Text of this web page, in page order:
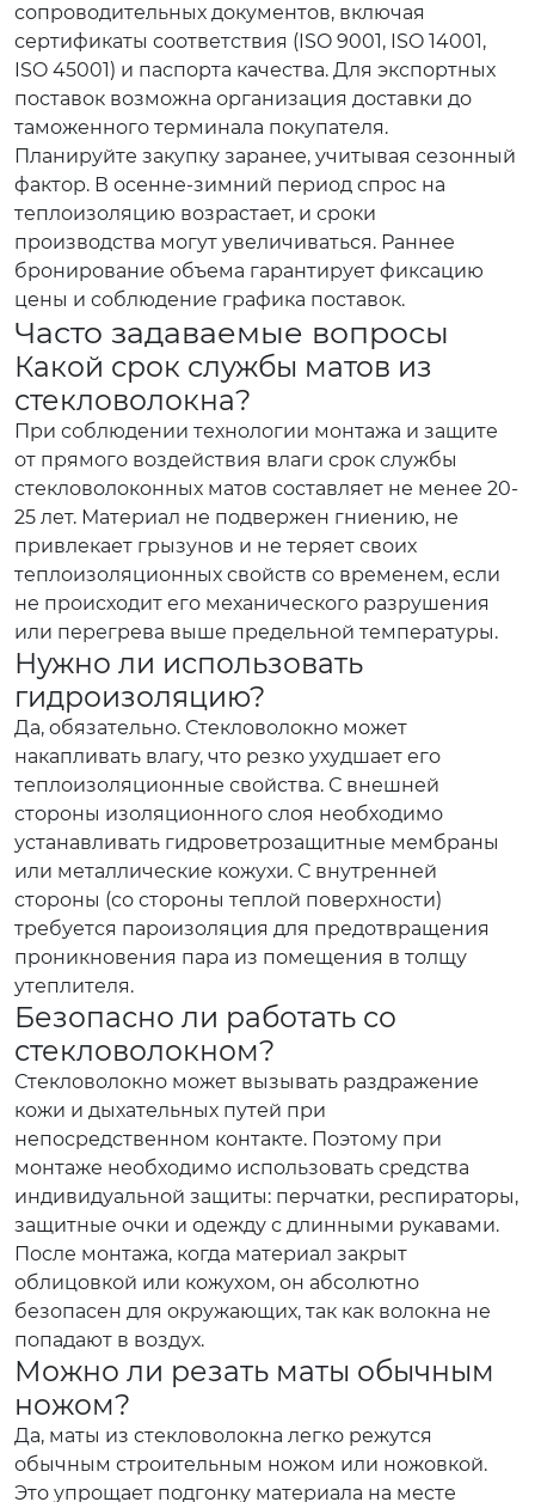
сопроводительных документов, включая
сертификаты соответствия (ISO 9001, ISO 14001,
ISO 45001) и паспорта качества. Для экспортных
поставок возможна организация доставки до
таможенного терминала покупателя.
Планируйте закупку заранее, учитывая сезонный
фактор. В осенне-зимний период спрос на
теплоизоляцию возрастает, и сроки
производства могут увеличиваться. Раннее
бронирование объема гарантирует фиксацию
цены и соблюдение графика поставок.
Часто задаваемые вопросы
Какой срок службы матов из
стекловолокна?
При соблюдении технологии монтажа и защите
от прямого воздействия влаги срок службы
стекловолоконных матов составляет не менее 20-
25 лет. Материал не подвержен гниению, не
привлекает грызунов и не теряет своих
теплоизоляционных свойств со временем, если
не происходит его механического разрушения
или перегрева выше предельной температуры.
Нужно ли использовать
гидроизоляцию?
Да, обязательно. Стекловолокно может
накапливать влагу, что резко ухудшает его
теплоизоляционные свойства. С внешней
стороны изоляционного слоя необходимо
устанавливать гидроветрозащитные мембраны
или металлические кожухи. С внутренней
стороны (со стороны теплой поверхности)
требуется пароизоляция для предотвращения
проникновения пара из помещения в толщу
утеплителя.
Безопасно ли работать со
стекловолокном?
Стекловолокно может вызывать раздражение
кожи и дыхательных путей при
непосредственном контакте. Поэтому при
монтаже необходимо использовать средства
индивидуальной защиты: перчатки, респираторы,
защитные очки и одежду с длинными рукавами.
После монтажа, когда материал закрыт
облицовкой или кожухом, он абсолютно
безопасен для окружающих, так как волокна не
попадают в воздух.
Можно ли резать маты обычным
ножом?
Да, маты из стекловолокна легко режутся
обычным строительным ножом или ножовкой.
Это упрощает подгонку материала на месте